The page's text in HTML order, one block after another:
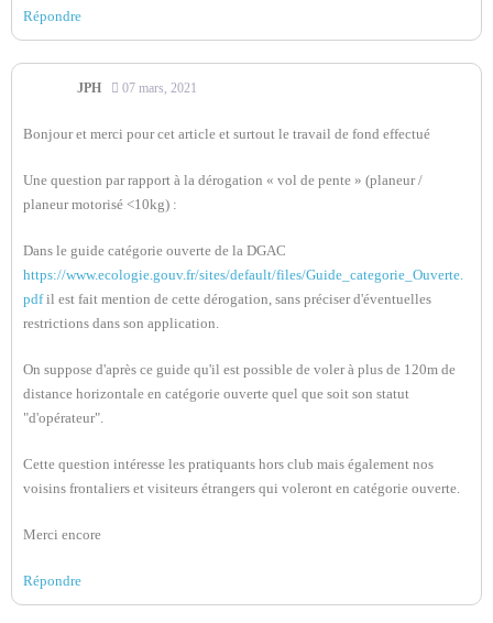
Répondre
JPH 07 mars, 2021
Bonjour et merci pour cet article et surtout le travail de fond effectué
Une question par rapport à la dérogation « vol de pente » (planeur /
planeur motorisé <10kg) :
Dans le guide catégorie ouverte de la DGAC
https://www.ecologie.gouv.fr/sites/default/files/Guide_categorie_Ouverte.
pdfil est fait mention de cette dérogation, sans préciser d'éventuelles
restrictions dans son application.
On suppose d'après ce guide qu'il est possible de voler à plus de 120m de
distance horizontale en catégorie ouverte quel que soit son statut
"d'opérateur".
Cette question intéresse les pratiquants hors club mais également nos
voisins frontaliers et visiteurs étrangers qui voleront en catégorie ouverte.
Merci encore
Répondre